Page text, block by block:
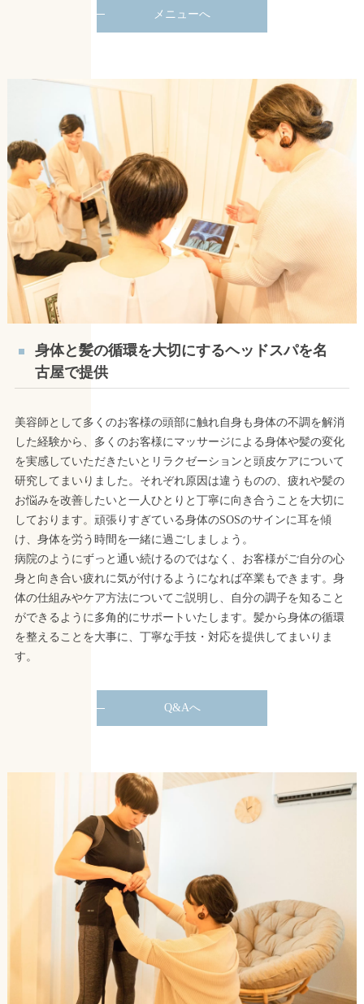
メニューへ
身体と髪の循環を大切にするヘッドスパを名
古屋で提供
美容師として多くのお客様の頭部に触れ自身も身体の不調を解消
した経験から、多くのお客様にマッサージによる身体や髪の変化
を実感していただきたいとリラクゼーションと頭皮ケアについて
研究してまいりました。それぞれ原因は違うものの、疲れや髪の
お悩みを改善したいと一人ひとりと丁寧に向き合うことを大切に
しております。頑張りすぎている身体のSOSのサインに耳を傾
け、身体を労う時間を一緒に過ごしましょう。
病院のようにずっと通い続けるのではなく、お客様がご自分の心
身と向き合い疲れに気が付けるようになれば卒業もできます。身
体の仕組みやケア方法についてご説明し、自分の調子を知ること
ができるように多角的にサポートいたします。髪から身体の循環
を整えることを大事に、丁寧な手技・対応を提供してまいりま
す。
Q&Aへ